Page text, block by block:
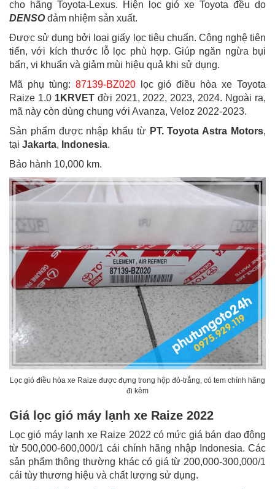
cho hãng Toyota-Lexus. Hiện lọc gió xe Toyota đều do
DENSOđảm nhiệm sản xuất.
Được sử dụng bởi loại giấy lọc tiêu chuẩn. Công nghệ tiên
tiến, với kích thước lỗ lọc phù hợp. Giúp ngăn ngừa bụi
bẩn, vi khuẩn và giảm mùi hiệu quả khi sử dụng.
Mã phụ tùng: 87139-BZ020lọc gió điều hòa xe Toyota
Raize 1.0 1KRVETđời 2021, 2022, 2023, 2024. Ngoài ra,
mã này còn dùng chung với Avanza, Veloz 2022-2023.
Sản phẩm được nhập khẩu từ PT. Toyota Astra Motors,
tại Jakarta, Indonesia.
Bảo hành 10,000 km.
Lọc gió điều hòa xe Raize được đựng trong hộp đỏ-trắng, có tem chính hãng
đi kèm
Giá lọc gió máy lạnh xe Raize 2022
Lọc gió máy lạnh xe Raize 2022 có mức giá bán dao động
từ 500,000-600,000/1 cái chính hãng nhập Indonesia. Các
sản phẩm thông thường khác có giá từ 200,000-300,000/1
cái tùy thương hiệu và chất lượng sử dụng.